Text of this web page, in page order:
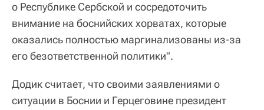
о Республике Сербской и сосредоточить
внимание на боснийских хорватах, которые
оказались полностью маргинализованы из-за
его безответственной политики".
Додик считает, что своими заявлениями о
ситуации в Боснии и Герцеговине президент